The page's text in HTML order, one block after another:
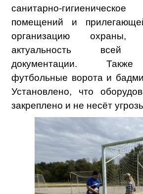
помещений и
организацию
актуальность всей
документации.
футбольные ворота и
Установлено, что
закреплено и не несёт